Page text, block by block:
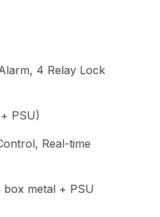
4 Relay Lock
PSU)
Real-time
box metal + PSU